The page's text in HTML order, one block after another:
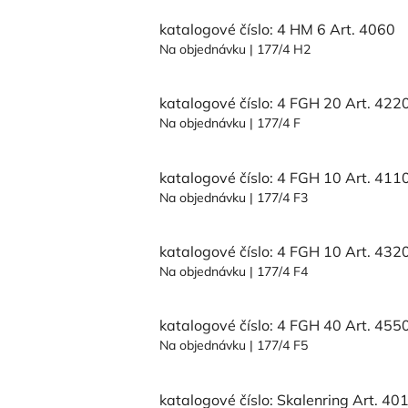
katalogové číslo: 4 HM 6 Art. 4060
Na objednávku | 177/4 H2
katalogové číslo: 4 FGH 20 Art.
Na objednávku | 177/4 F
katalogové číslo: 4 FGH 10 Art.
Na objednávku | 177/4 F3
katalogové číslo: 4 FGH 10 Art.
Na objednávku | 177/4 F4
katalogové číslo: 4 FGH 40 Art.
Na objednávku | 177/4 F5
katalogové číslo: Skalenring Art.